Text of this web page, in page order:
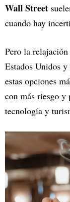
Wall Street
cuando hay
Pero la
Estados Unidos
estas opciones
con más riesgo
tecnología y